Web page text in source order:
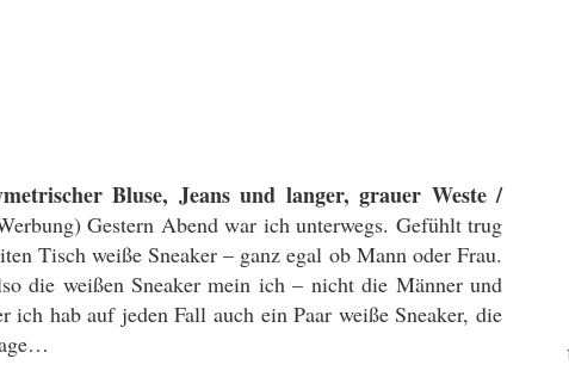
Bluse, Jeans und langer, grauer Weste /
Gestern Abend war ich unterwegs. Gefühlt trug
Tisch weiße Sneaker – ganz egal ob Mann oder Frau.
die weißen Sneaker mein ich – nicht die Männer und
ich hab auf jeden Fall auch ein Paar weiße Sneaker, die